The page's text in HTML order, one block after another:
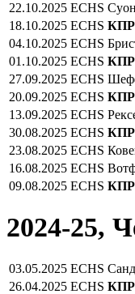
22.10.2025 ECHS
18.10.2025 ECHS КПР
04.10.2025 ECHS
01.10.2025 ECHS КПР
27.09.2025 ECHS
20.09.2025 ECHS КПР
13.09.2025 ECHS
30.08.2025 ECHS КПР
23.08.2025 ECHS
16.08.2025 ECHS
09.08.2025 ECHS КПР
2024-25,
03.05.2025 ECHS
26.04.2025 ECHS КПР